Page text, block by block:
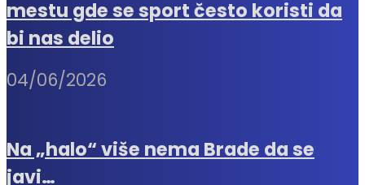
mestu gde se sport često koristi da
bi nas delio
04/06/2026
Na „halo“ više nema Brade da se
javi…